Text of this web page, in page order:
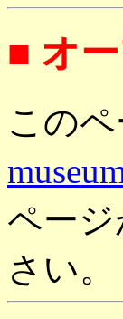
■ オ
この
ペー
さい。